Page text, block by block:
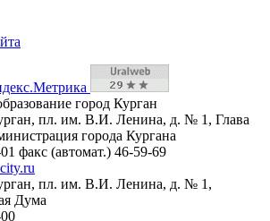
город Курган
пл. им. В.И. Ленина, д. № 1, Глава
города Кургана
факс (автомат.) 46-59-69
пл. им. В.И. Ленина, д. № 1,
Дума